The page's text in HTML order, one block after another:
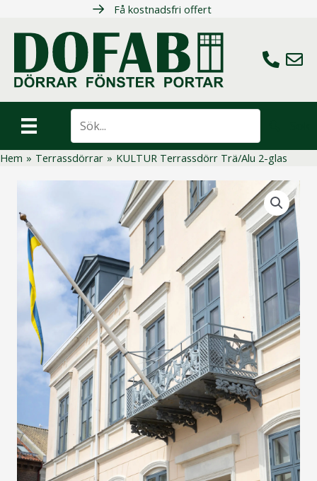
innehåll
Få kostnadsfri offert
Ring oss
Maila
Hem » Terrassdörrar » KULTUR Terrassdörr Trä/Alu 2-glas